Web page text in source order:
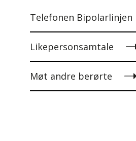
Telefonen Bipolarlinjen
Likepersonsamtale
Møt andre berørte